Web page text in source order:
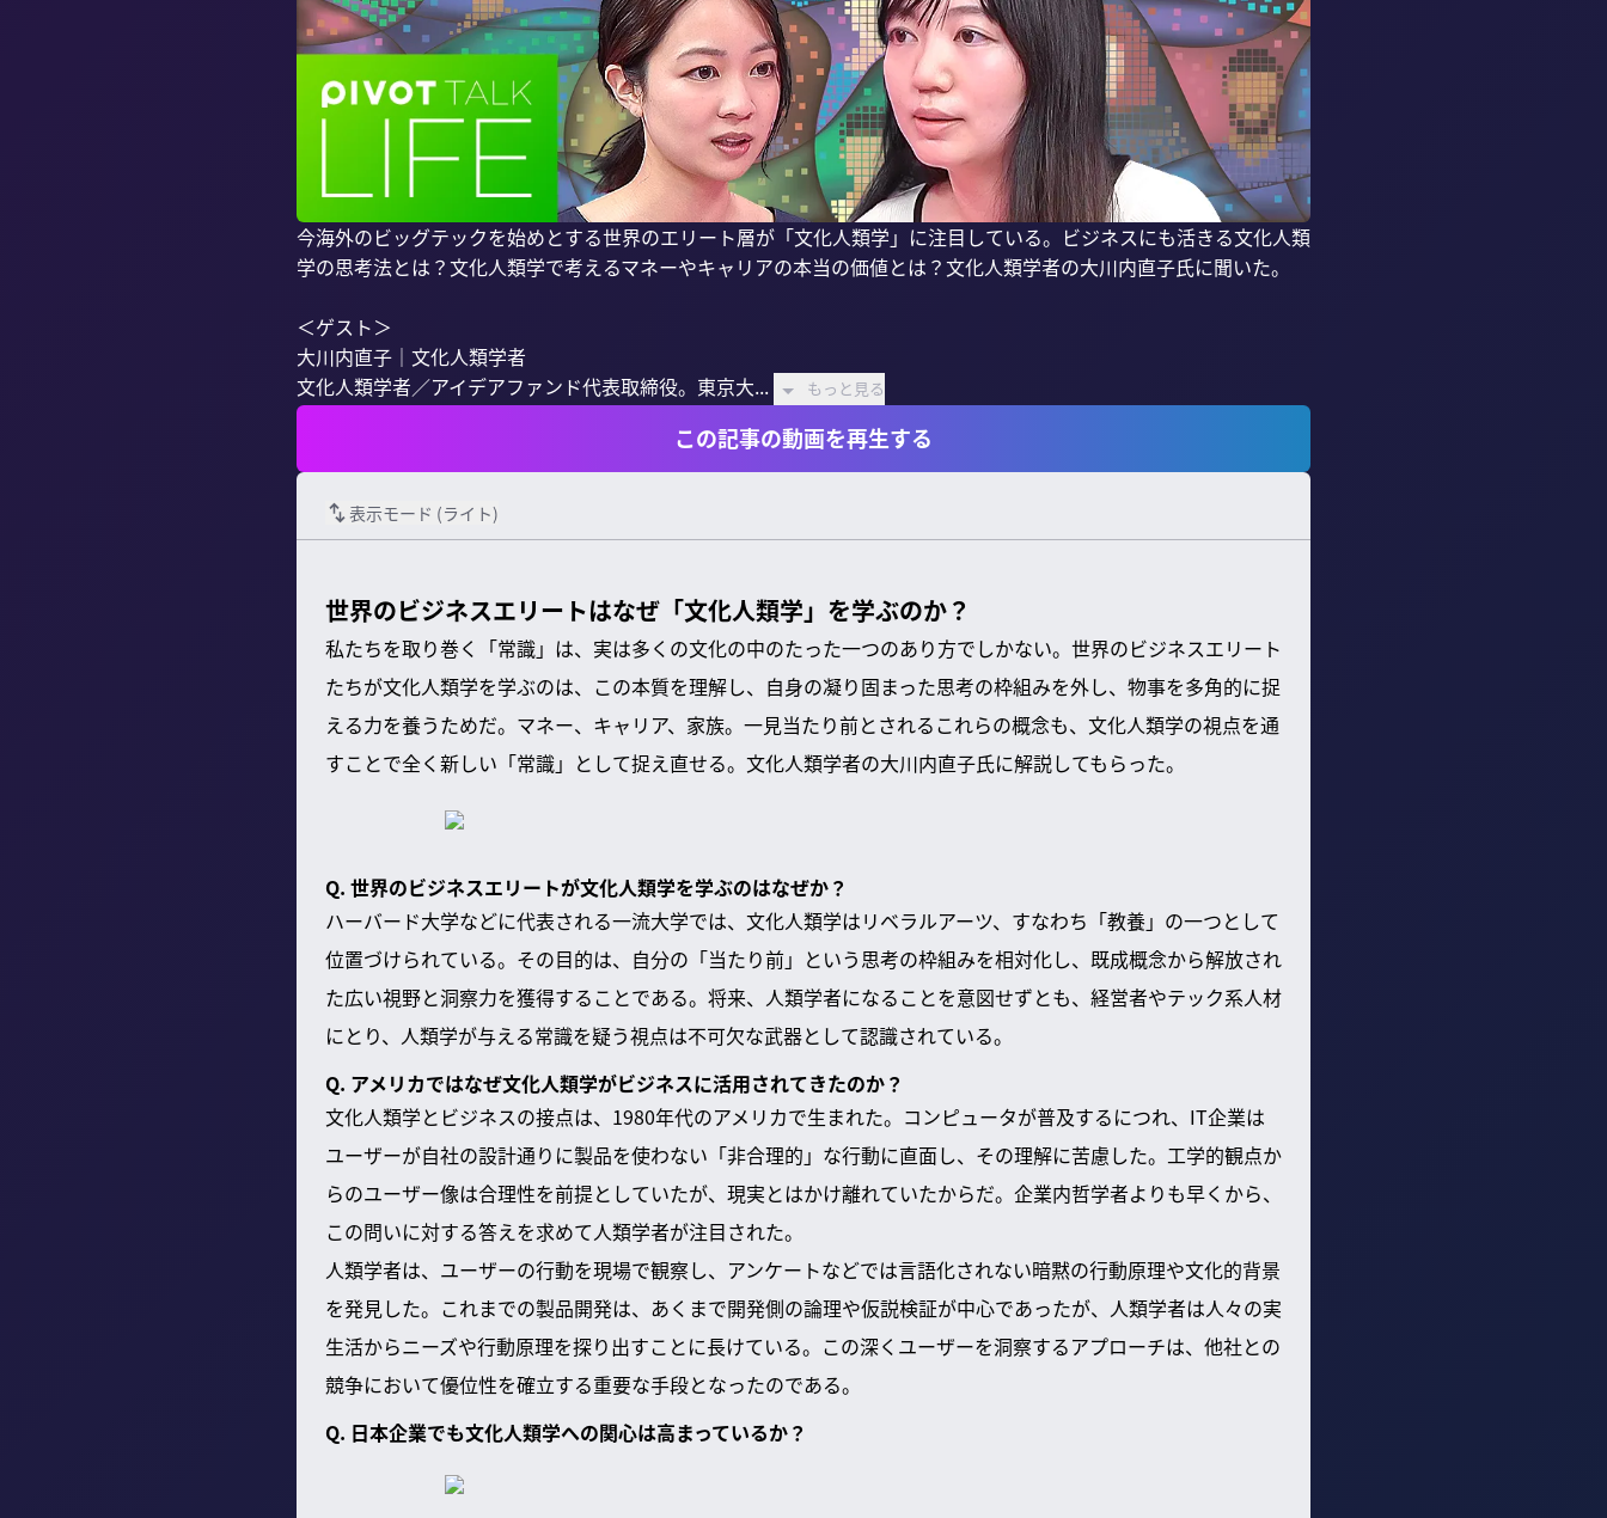
今海外のビッグテックを始めとする世界のエリート層が「文化人類学」に注目している。ビジネスにも活きる文化人類
学の思考法とは？文化人類学で考えるマネーやキャリアの本当の価値とは？文化人類学者の大川内直子氏に聞いた。
＜ゲスト＞
大川内直子｜文化人類学者
文化人類学者／アイデアファンド代表取締役。東京大...
もっと見る
この記事の動画を再生する
表示モード (ライト)
世界のビジネスエリートはなぜ「文化人類学」を学ぶのか？
私たちを取り巻く「常識」は、実は多くの文化の中のたった一つのあり方でしかない。世界のビジネスエリート
たちが文化人類学を学ぶのは、この本質を理解し、自身の凝り固まった思考の枠組みを外し、物事を多角的に捉
える力を養うためだ。マネー、キャリア、家族。一見当たり前とされるこれらの概念も、文化人類学の視点を通
すことで全く新しい「常識」として捉え直せる。文化人類学者の大川内直子氏に解説してもらった。
Q. 世界のビジネスエリートが文化人類学を学ぶのはなぜか？
ハーバード大学などに代表される一流大学では、文化人類学はリベラルアーツ、すなわち「教養」の一つとして
位置づけられている。その目的は、自分の「当たり前」という思考の枠組みを相対化し、既成概念から解放され
た広い視野と洞察力を獲得することである。将来、人類学者になることを意図せずとも、経営者やテック系人材
にとり、人類学が与える常識を疑う視点は不可欠な武器として認識されている。
Q. アメリカではなぜ文化人類学がビジネスに活用されてきたのか？
文化人類学とビジネスの接点は、1980年代のアメリカで生まれた。コンピュータが普及するにつれ、IT企業は
ユーザーが自社の設計通りに製品を使わない「非合理的」な行動に直面し、その理解に苦慮した。工学的観点か
らのユーザー像は合理性を前提としていたが、現実とはかけ離れていたからだ。企業内哲学者よりも早くから、
この問いに対する答えを求めて人類学者が注目された。
人類学者は、ユーザーの行動を現場で観察し、アンケートなどでは言語化されない暗黙の行動原理や文化的背景
を発見した。これまでの製品開発は、あくまで開発側の論理や仮説検証が中心であったが、人類学者は人々の実
生活からニーズや行動原理を探り出すことに長けている。この深くユーザーを洞察するアプローチは、他社との
競争において優位性を確立する重要な手段となったのである。
Q. 日本企業でも文化人類学への関心は高まっているか？